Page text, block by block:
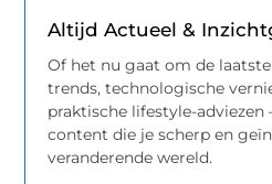
Altijd Actueel &
Of het nu gaat om de
trends, technologische
praktische lifestyle-adviezen
content die je scherp en
veranderende wereld.